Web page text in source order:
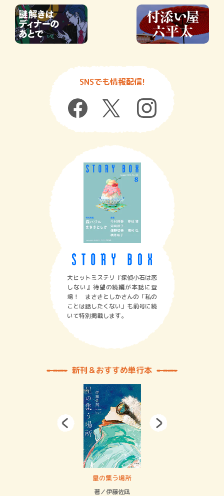
SNSでも情報配信!
大ヒットミステリ『探偵小石は恋
しない』待望の続編が本誌に登
場！ まさきとしかさんの「私の
ことは話したくない」も前号に続
いて特別掲載します。
新刊＆おすすめ単行本
星の集う場所
著／伊藤佐凪